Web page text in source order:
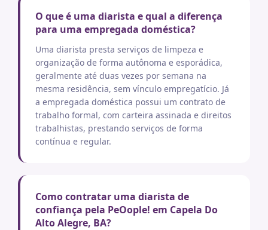
O que é uma diarista e qual a diferença
para uma empregada doméstica?
Uma diarista presta serviços de limpeza e
organização de forma autônoma e esporádica,
geralmente até duas vezes por semana na
mesma residência, sem vínculo empregatício. Já
a empregada doméstica possui um contrato de
trabalho formal, com carteira assinada e direitos
trabalhistas, prestando serviços de forma
contínua e regular.
Como contratar uma diarista de
confiança pela PeOople! em Capela Do
Alto Alegre, BA?